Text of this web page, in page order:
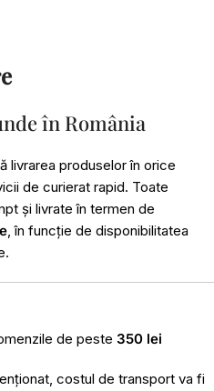
în România
livrarea produselor în orice
de curierat rapid. Toate
și livrate în termen de
, în funcție de disponibilitatea
de peste 350 lei
costul de transport va fi